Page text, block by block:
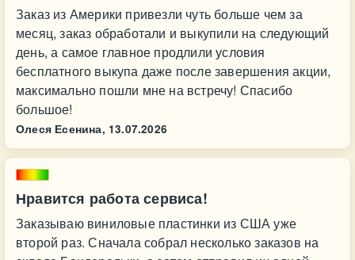
Заказ из Америки привезли чуть больше чем за
месяц, заказ обработали и выкупили на следующий
день, а самое главное продлили условия
бесплатного выкупа даже после завершения акции,
максимально пошли мне на встречу! Спасибо
большое!
Олеся Есенина, 13.07.2026
Нравится работа сервиса!
Заказываю виниловые пластинки из США уже
второй раз. Сначала собрал несколько заказов на